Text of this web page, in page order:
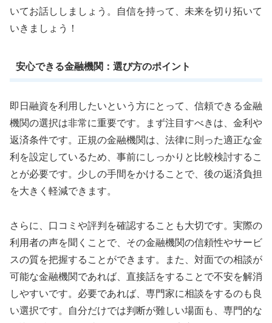
いてお話ししましょう。自信を持って、未来を切り拓いて
いきましょう！
安心できる金融機関：選び方のポイント
即日融資を利用したいという方にとって、信頼できる金融
機関の選択は非常に重要です。まず注目すべきは、金利や
返済条件です。正規の金融機関は、法律に則った適正な金
利を設定しているため、事前にしっかりと比較検討するこ
とが必要です。少しの手間をかけることで、後の返済負担
を大きく軽減できます。
さらに、口コミや評判を確認することも大切です。実際の
利用者の声を聞くことで、その金融機関の信頼性やサービ
スの質を把握することができます。また、対面での相談が
可能な金融機関であれば、直接話をすることで不安を解消
しやすいです。必要であれば、専門家に相談をするのも良
い選択です。自分だけでは判断が難しい場面も、専門的な